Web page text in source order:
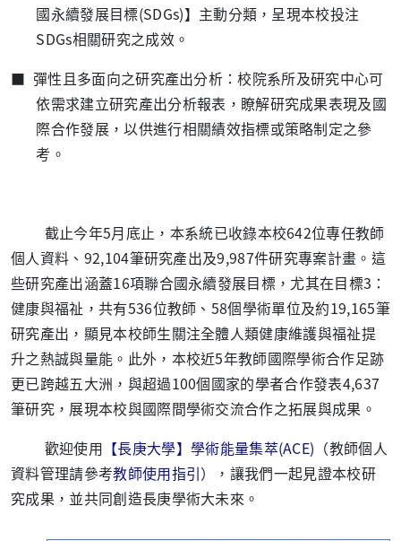
國永續發展目標(SDGs)】主動分類，呈現本校投注
SDGs相關研究之成效。
■ 彈性且多面向之研究產出分析：校院系所及研究中心可
依需求建立研究產出分析報表，瞭解研究成果表現及國
際合作發展，以供進行相關績效指標或策略制定之參
考。
截止今年5月底止，本系統已收錄本校642位專任教師
個人資料、92,104筆研究產出及9,987件研究專案計畫。這
些研究產出涵蓋16項聯合國永續發展目標，尤其在目標3：
健康與福祉，共有536位教師、58個學術單位及約19,165筆
研究產出，顯見本校師生關注全體人類健康維護與福祉提
升之熱誠與量能。此外，本校近5年教師國際學術合作足跡
更已跨越五大洲，與超過100個國家的學者合作發表4,637
筆研究，展現本校與國際間學術交流合作之拓展與成果。
歡迎使用 【長庚大學】學術能量集萃(ACE) （教師個人
資料管理請參考教師使用指引），讓我們一起見證本校研
究成果，並共同創造長庚學術大未來。